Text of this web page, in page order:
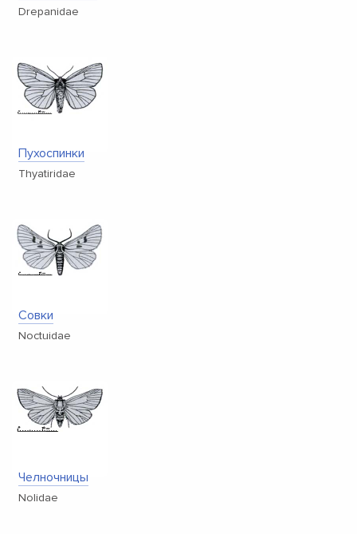
Drepanidae
Пухоспинки
Thyatiridae
Совки
Noctuidae
Челночницы
Nolidae